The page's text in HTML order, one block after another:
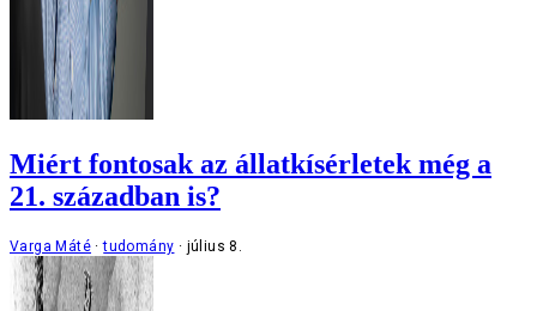
Miért fontosak az állatkísérletek még a
21. században is?
Varga Máté tudomány július 8.